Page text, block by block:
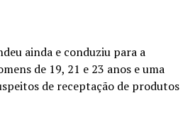
ainda e conduziu para a
de 19, 21 e 23 anos e uma
de receptação de produtos